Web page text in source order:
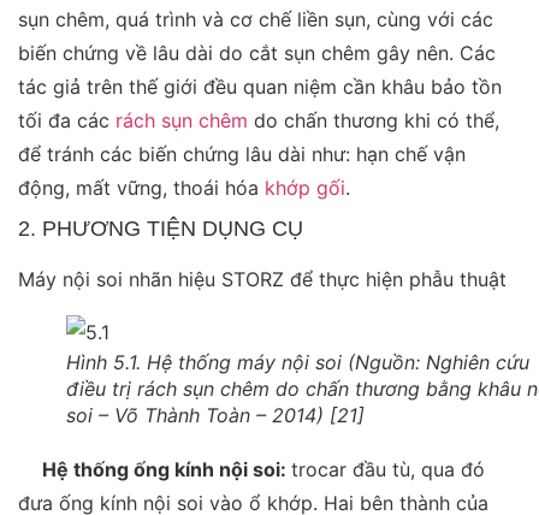
sụn chêm, quá trình và cơ chế liền sụn, cùng với các
biến chứng về lâu dài do cắt sụn chêm gây nên. Các
tác giả trên thế giới đều quan niệm cần khâu bảo tồn
tối đa các rách sụn chêm do chấn thương khi có thể,
để tránh các biến chứng lâu dài như: hạn chế vận
động, mất vững, thoái hóa khớp gối.
2. PHƯƠNG TIỆN DỤNG CỤ
Máy nội soi nhãn hiệu STORZ để thực hiện phẫu thuật
Hình 5.1. Hệ thống máy nội soi (Nguồn: Nghiên cứu
điều trị rách sụn chêm do chấn thương bằng khâu
soi – Võ Thành Toàn – 2014) [21]
Hệ thống ống kính nội soi: trocar đầu tù, qua đó
đưa ống kính nội soi vào ổ khớp. Hai bên thành của